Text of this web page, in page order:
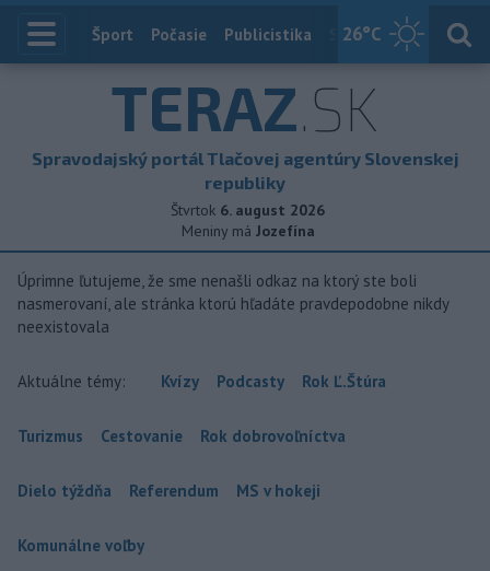
26°C
Index
Šport Počasie Publicistika Slovensko
TERAZ.SK
Spravodajský portál Tlačovej agentúry Slovenskej
republiky
Štvrtok 6. august 2026
Meniny má Jozefína
Úprimne ľutujeme, že sme nenašli odkaz na ktorý ste boli
nasmerovaní, ale stránka ktorú hľadáte pravdepodobne nikdy
neexistovala
Aktuálne témy: Kvízy Podcasty Rok Ľ.Štúra
Turizmus Cestovanie Rok dobrovoľníctva
Dielo týždňa Referendum MS v hokeji
Komunálne voľby